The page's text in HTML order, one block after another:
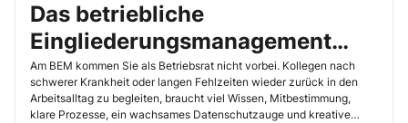
Das betriebliche
Eingliederungsmanagement
(BEM) gehört zu Ihren zentralen
Aufgaben als Betriebsrat
Am BEM kommen Sie als Betriebsrat nicht vorbei. Kollegen nach
schwerer Krankheit oder langen Fehlzeiten wieder zurück in den
Arbeitsalltag zu begleiten, braucht viel Wissen, Mitbestimmung,
klare Prozesse, ein wachsames Datenschutzauge und kreative